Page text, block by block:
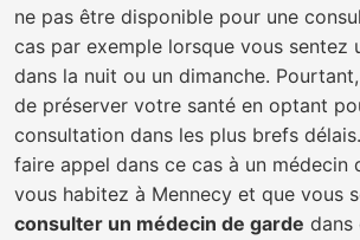
ne pas être disponible pour une
cas par exemple lorsque vous sentez
dans la nuit ou un dimanche.
de préserver votre santé en optant
consultation dans les plus brefs
faire appel dans ce cas à un médecin
vous habitez à Mennecy et que vous
consulter un médecin de garde dans